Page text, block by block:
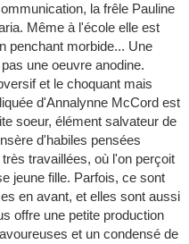
la frêle Pauline
Même à l'école elle est
penchant morbide... Une
une oeuvre anodine.
et le choquant mais
d'Annalynne McCord est
soeur, élément salvateur de
d'habiles pensées
travaillées, où l'on perçoit
jeune fille. Parfois, ce sont
en avant, et elles sont aussi
offre une petite production
et un condensé de